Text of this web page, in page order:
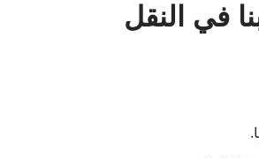
في النقل